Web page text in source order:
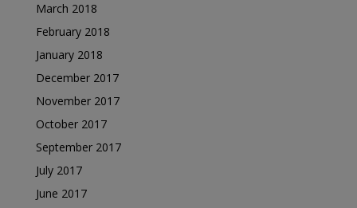
March 2018
February 2018
January 2018
December 2017
November 2017
October 2017
September 2017
July 2017
June 2017